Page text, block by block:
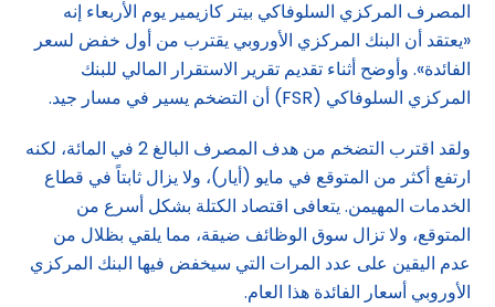
المصرف المركزي السلوفاكي بيتر كازيمير يوم الأربعاء إنه
«يعتقد أن البنك المركزي الأوروبي يقترب من أول خفض لسعر
الفائدة». وأوضح أثناء تقديم تقرير الاستقرار المالي للبنك
المركزي السلوفاكي (FSR) أن التضخم يسير في مسار جيد.
ولقد اقترب التضخم من هدف المصرف البالغ 2 في المائة، لكنه
ارتفع أكثر من المتوقع في مايو (أيار)، ولا يزال ثابتاً في قطاع
الخدمات المهيمن. يتعافى اقتصاد الكتلة بشكل أسرع من
المتوقع، ولا تزال سوق الوظائف ضيقة، مما يلقي بظلال من
عدم اليقين على عدد المرات التي سيخفض فيها البنك المركزي
الأوروبي أسعار الفائدة هذا العام.